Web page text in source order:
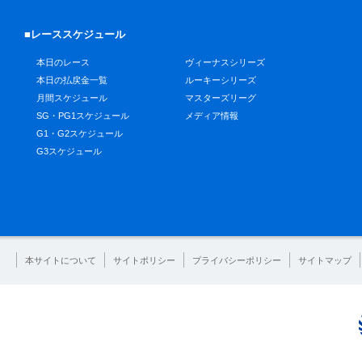
■レーススケジュール
本日のレース
本日の払戻金一覧
月間スケジュール
SG・PG1スケジュール
G1・G2スケジュール
G3スケジュール
ヴィーナスシリーズ
ルーキーシリーズ
マスターズリーグ
メディア情報
本サイトについて サイトポリシー プライバシーポリシー サイトマップ